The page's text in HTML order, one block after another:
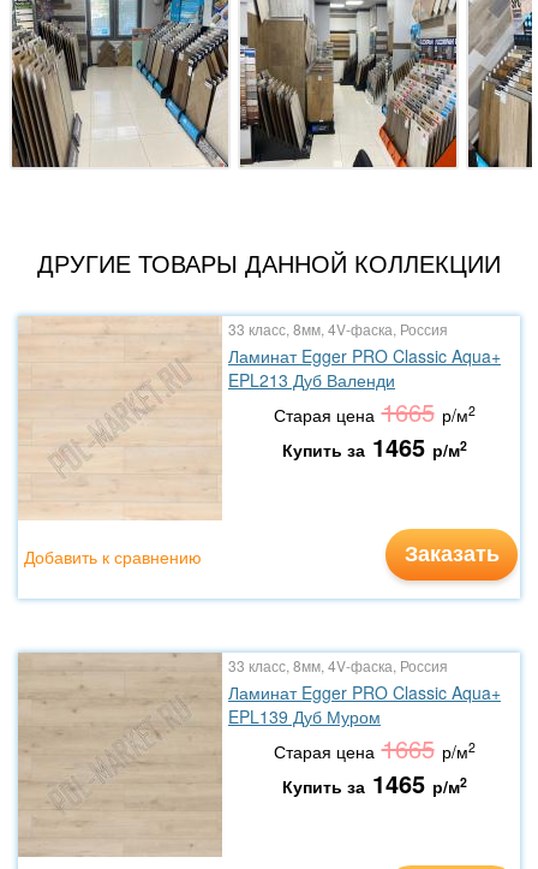
ДРУГИЕ ТОВАРЫ ДАННОЙ КОЛЛЕКЦИИ
33 класс, 8мм, 4V-фаска, Россия
Ламинат Egger PRO Classic Aqua+
EPL213 Дуб Валенди
Старая цена 1665 р/м2
Купить за 1465 р/м2
Заказать
Добавить к сравнению
33 класс, 8мм, 4V-фаска, Россия
Ламинат Egger PRO Classic Aqua+
EPL139 Дуб Муром
Старая цена 1665 р/м2
Купить за 1465 р/м2